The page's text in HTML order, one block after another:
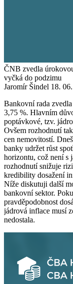
ČNB zvedla
vyčká do podzimu
Jaromír Šindel 18.
Bankovní rada
3,75 %. Hlavním
poptávkové, tzv.
Ovšem rozhodnutí
cen nemovitostí.
banky udržet růst
horizontu, což není s
rozhodnutí snižuje
kredibility dosažení
Níže diskutuji další
bankovní sektor.
pravděpodobnost
jádrová inflace musí
nedostala.